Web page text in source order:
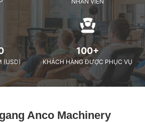
(USD)
100+
KHÁCH HÀNG ĐƯỢC PHỤC VỤ
Anco Machinery